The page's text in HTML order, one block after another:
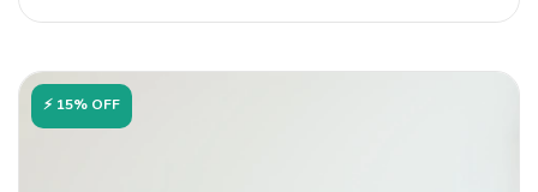
⚡ 15% OFF